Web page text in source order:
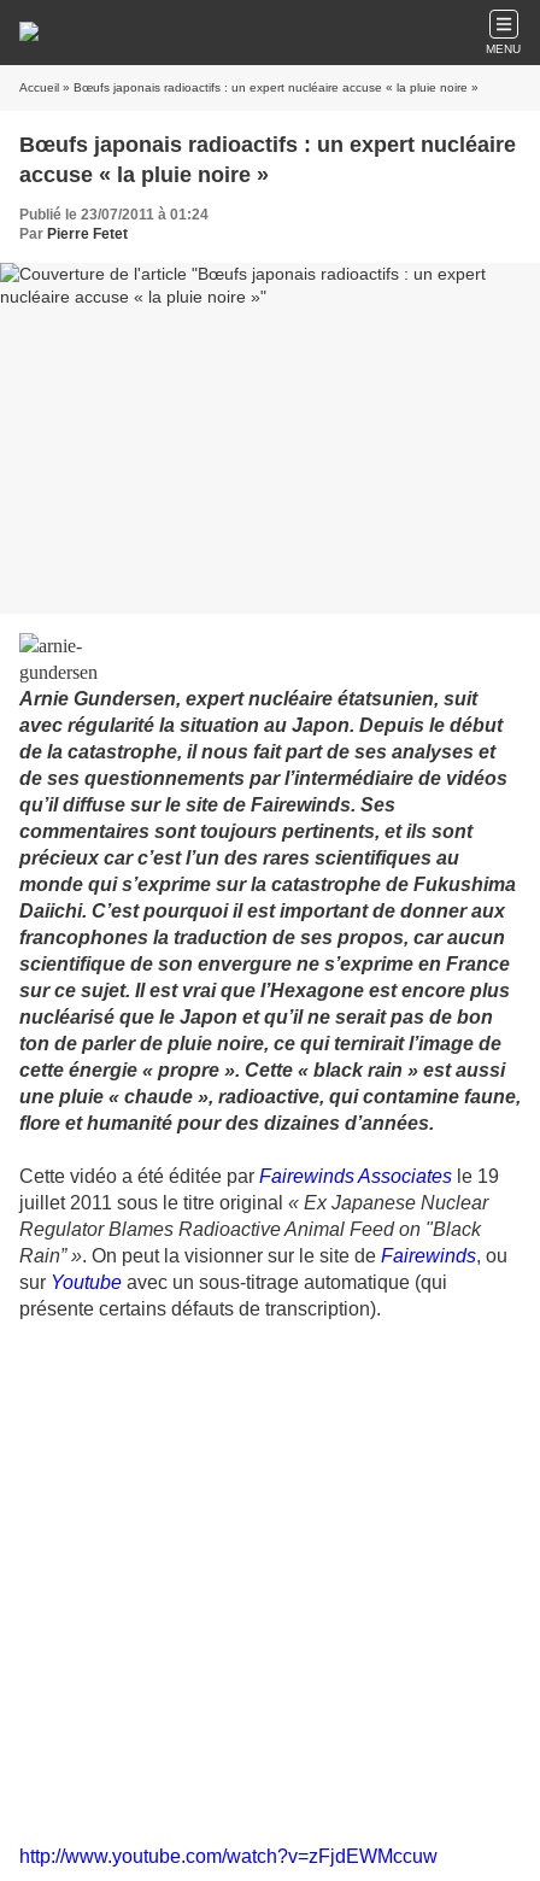
MENU
Accueil » Bœufs japonais radioactifs : un expert nucléaire accuse « la pluie noire »
Bœufs japonais radioactifs : un expert nucléaire
accuse « la pluie noire »
Publié le 23/07/2011 à 01:24
Par Pierre Fetet
Arnie Gundersen, expert nucléaire étatsunien, suit
avec régularité la situation au Japon. Depuis le début
de la catastrophe, il nous fait part de ses analyses et
de ses questionnements par l’intermédiaire de vidéos
qu’il diffuse sur le site de Fairewinds. Ses
commentaires sont toujours pertinents, et ils sont
précieux car c’est l’un des rares scientifiques au
monde qui s’exprime sur la catastrophe de Fukushima
Daiichi. C’est pourquoi il est important de donner aux
francophones la traduction de ses propos, car aucun
scientifique de son envergure ne s’exprime en France
sur ce sujet. Il est vrai que l’Hexagone est encore plus
nucléarisé que le Japon et qu’il ne serait pas de bon
ton de parler de pluie noire, ce qui ternirait l’image de
cette énergie « propre ». Cette « black rain » est aussi
une pluie « chaude », radioactive, qui contamine faune,
flore et humanité pour des dizaines d’années.
Cette vidéo a été éditée par Fairewinds Associates le 19
juillet 2011 sous le titre original « Ex Japanese Nuclear
Regulator Blames Radioactive Animal Feed on "Black
Rain” ». On peut la visionner sur le site de Fairewinds, ou
sur Youtube avec un sous-titrage automatique (qui
présente certains défauts de transcription).
http://www.youtube.com/watch?v=zFjdEWMccuw